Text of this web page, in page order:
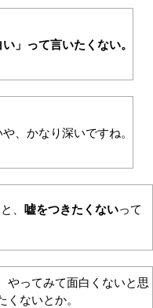
」って言いたくない。
、かなり深いですね。
、 嘘をつきたくないって
やってみて面白くないと思
ないとか。